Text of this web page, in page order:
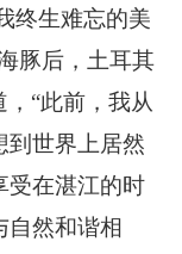
终生难忘的美
豚后，土耳其
，“此前，我从
到世界上居然
受在湛江的时
自然和谐相